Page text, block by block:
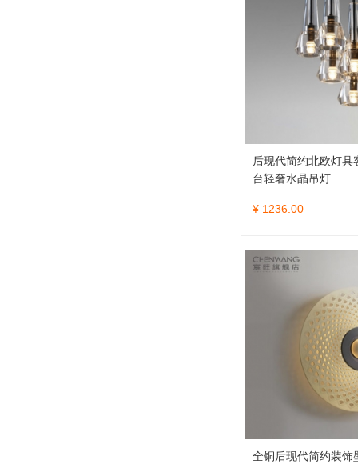
后现代简约北欧灯
台轻奢水晶吊灯
¥ 1236.00
全铜后现代简约装饰